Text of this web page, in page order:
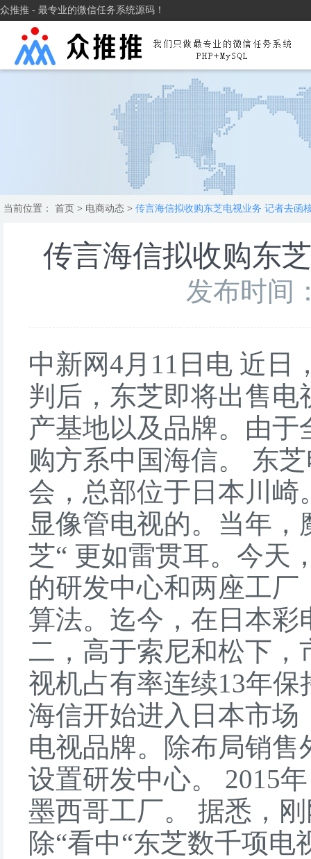
众推推 - 最专业的微信任务系统源码！
当前位置： 首页 > 电商动态 > 传言海信拟收购东芝电视业务 记者去函
传言海信拟收购东
发布时间
中新网4月11日电 近日
判后，东芝即将出售
产基地以及品牌。由
购方系中国海信。 东
会，总部位于日本川崎
显像管电视的。当年，
芝“ 更如雷贯耳。今天
的研发中心和两座工
算法。迄今，在日本
二，高于索尼和松下
视机占有率连续13年
海信开始进入日本市
电视品牌。除布局销
设置研发中心。 2015
墨西哥工厂。 据悉，
除“看中“东芝数千项